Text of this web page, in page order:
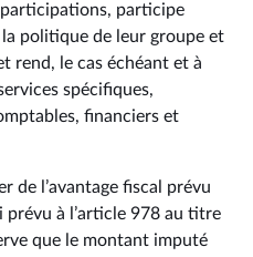
participe
politique de leur groupe et
rend, le cas échéant et à
spécifiques,
financiers et
de l’avantage fiscal prévu
à l’article 978 au titre
que le montant imputé